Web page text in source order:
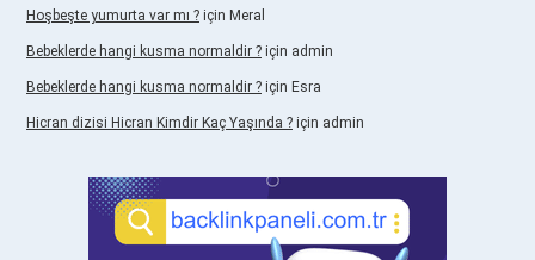
Hoşbeşte yumurta var mı ? için Meral
Bebeklerde hangi kusma normaldir ? için admin
Bebeklerde hangi kusma normaldir ? için Esra
Hicran dizisi Hicran Kimdir Kaç Yaşında ? için admin